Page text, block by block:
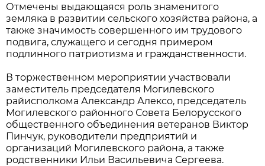
Отмечены выдающаяся роль знаменитого
земляка в развитии сельского хозяйства района, а
также значимость совершенного им трудового
подвига, служащего и сегодня примером
подлинного патриотизма и гражданственности.
В торжественном мероприятии участвовали
заместитель председателя Могилевского
райисполкома Александр Алексо, председатель
Могилевского районного Совета Белорусского
общественного объединения ветеранов Виктор
Пинчук, руководители предприятий и
организаций Могилевского района, а также
родственники Ильи Васильевича Сергеева.